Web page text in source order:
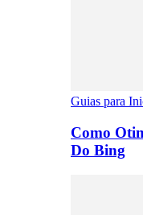
Guias para
Como
Do Bing